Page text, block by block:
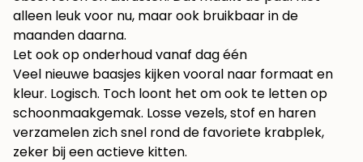
alleen leuk voor nu, maar ook bruikbaar in de
maanden daarna.
Let ook op onderhoud vanaf dag één
Veel nieuwe baasjes kijken vooral naar formaat en
kleur. Logisch. Toch loont het om ook te letten op
schoonmaakgemak. Losse vezels, stof en haren
verzamelen zich snel rond de favoriete krabplek,
zeker bij een actieve kitten.